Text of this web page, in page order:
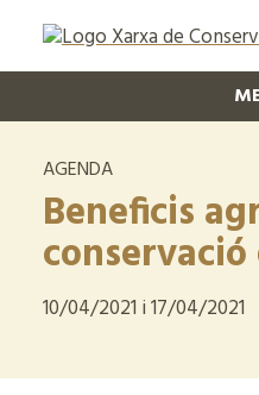
AGENDA
Beneficis
10/04/2021 i 17/04/2021